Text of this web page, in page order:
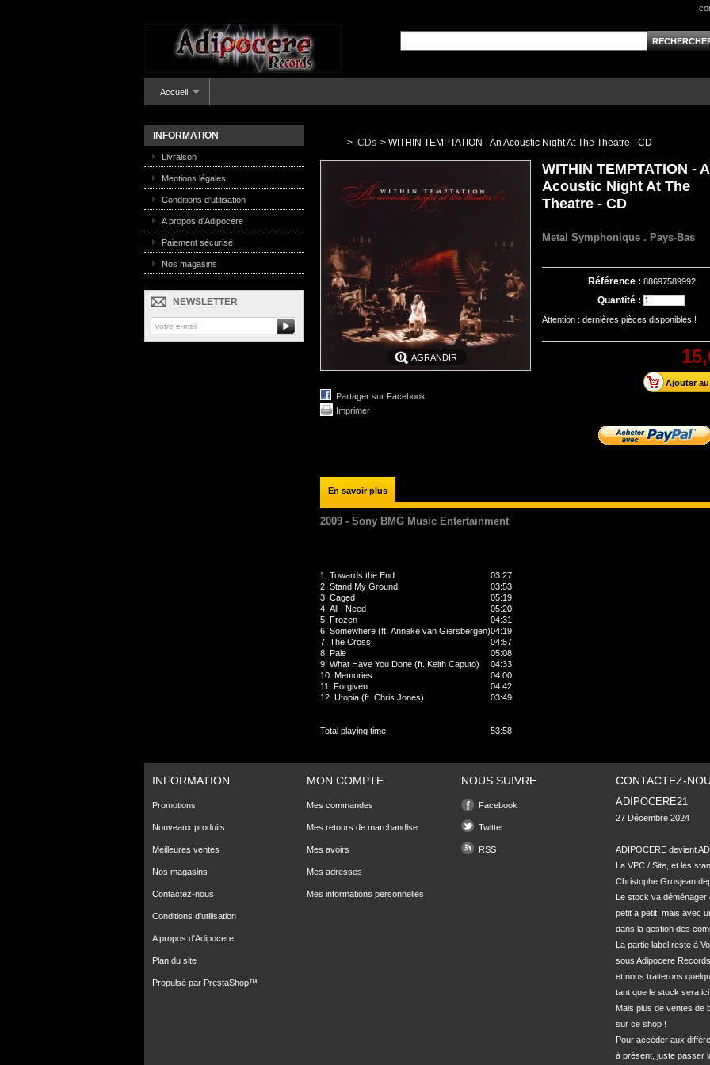
Accueil
INFORMATION
Livraison
Mentions légales
Conditions d'utilisation
A propos d'Adipocere
Paiement sécurisé
Nos magasins
NEWSLETTER
> CDs > WITHIN TEMPTATION - An Acoustic Night At The Theatre - CD
AGRANDIR
Partager sur Facebook
Imprimer
WITHIN TEMPTATION -
Acoustic Night At The
Theatre - CD
Metal Symphonique . Pays-Bas
Référence : 88697589992
Quantité :
Attention : dernières pièces disponibles !
En savoir plus
2009 - Sony BMG Music Entertainment
1. Towards the End
03:27
2. Stand My Ground
03:53
3. Caged
05:19
4. All I Need
05:20
5. Frozen
04:31
6. Somewhere (ft Anneke van Giersbergen)04:19
7. The Cross
04:57
8. Pale
05:08
9. What Have You Done (ft Keith Caputo)
04:33
10. Memories
04:00
11. Forgiven
04:42
12. Utopia (ft Chris Jones) 03:49
Total playing time 53:58
INFORMATION
Promotions
Nouveaux produits
Meilleures ventes
Nos magasins
Contactez-nous
Conditions d'utilisation
A propos d'Adipocere
Plan du site
Propulsé par PrestaShop™
MON COMPTE
Mes commandes
Mes retours de marchandise
Mes avoirs
Mes adresses
Mes informations personnelles
NOUS SUIVRE
Facebook
Twitter
RSS
CONTACTEZ-
ADIPOCERE21
27 Décembre 2024
ADIPOCERE devient
La VPC / Site, et les
Christophe Grosjean
Le stock va
petit à petit, mais avec
dans la gestion des
La partie label reste à
sous Adipocere Records
et nous traiterons
tant que le stock sera
Mais plus de ventes de
sur ce shop !
Pour accéder aux
à présent, juste passer